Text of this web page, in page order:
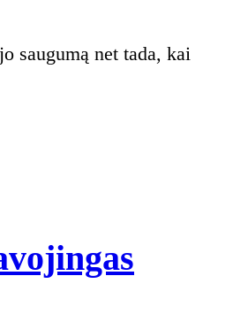
saugumą net tada, kai